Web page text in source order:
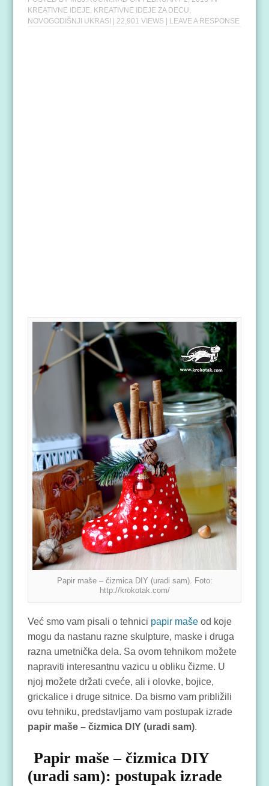
KREATIVNE IDEJE
KREATIVNE IDEJE ZA DECU
NOVOGODIŠNJI UKRASI
| 22,901 VIEWS | LEAVE A RESPONSE
Papir maše – čizmica DIY (uradi sam). Foto:
http://krokotak.com/
Već smo vam pisali o tehnici papir maše od koje
mogu da nastanu razne skulpture, maske i druga
razna umetnička dela. Sa ovom tehnikom možete
napraviti interesantnu vazicu u obliku čizme. U
njoj možete držati cveće, ali i olovke, bojice,
grickalice i druge sitnice. Da bismo vam približili
ovu tehniku, predstavljamo vam postupak izrade
papir maše – čizmica DIY (uradi sam).
Papir maše – čizmica DIY
(uradi sam): postupak izrade